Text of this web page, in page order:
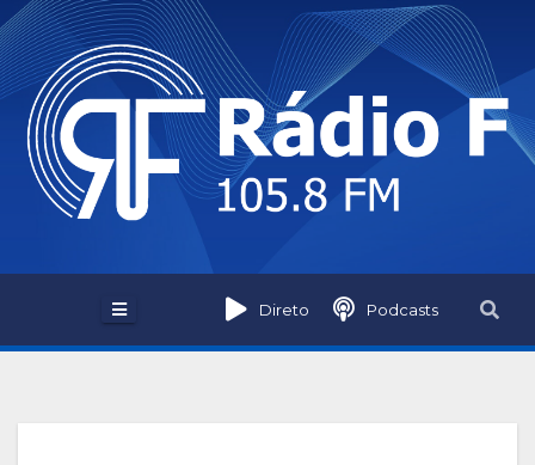
Skip
to
content
Direto Podcasts